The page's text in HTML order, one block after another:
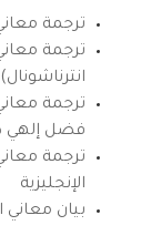
ترجمة معاني
ترجمة
انترناشونال)
ترجمة
فضل إلهي
ترجمة
الإنجليزية
بيان معاني